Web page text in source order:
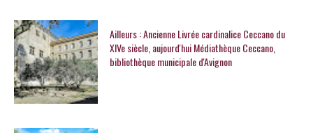
Ailleurs : Ancienne Livrée cardinalice Ceccano du
XIVe siècle, aujourd'hui Médiathèque Ceccano,
bibliothèque municipale d'Avignon